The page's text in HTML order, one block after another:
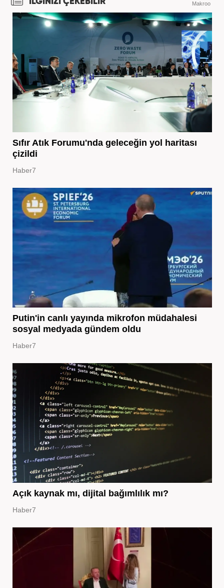
Makroo
Sıfır Atık Forumu'nda geleceğin yol haritası
çizildi
Haber7
Putin'in canlı yayında mikrofon müdahalesi
sosyal medyada gündem oldu
Haber7
Açık kaynak mı, dijital bağımlılık mı?
Haber7